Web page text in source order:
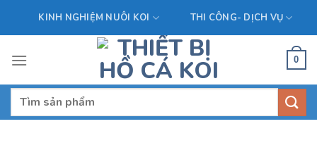
KINH NGHIỆM NUÔI KOI THI CÔNG- DỊCH VỤ
0
Tìm